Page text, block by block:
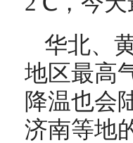
华北、
地区最高
降温也会
济南等地